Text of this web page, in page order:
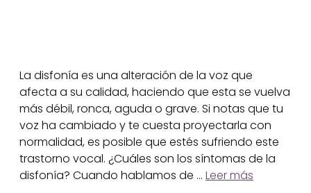
La disfonía es una alteración de la voz que
afecta a su calidad, haciendo que esta se vuelva
más débil, ronca, aguda o grave. Si notas que tu
voz ha cambiado y te cuesta proyectarla con
normalidad, es posible que estés sufriendo este
trastorno vocal. ¿Cuáles son los síntomas de la
disfonía? Cuando hablamos de … Leer más